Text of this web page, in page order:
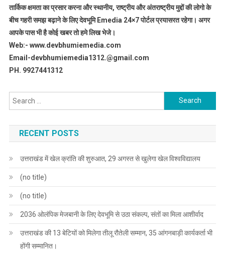
तार्किक क्षमता का प्रसार करना और स्थानीय, राष्ट्रीय और अंतराष्ट्रीय मुद्दों की लोगो के
बीच गहरी समझ बढ़ाने के लिए देवभूमि Emedia 24×7 पोर्टल प्रयासरत रहेगा। अगर
आपके पास भी है कोई खबर तो हमे लिख भेजे।
Web:- www.devbhumiemedia.com
Email-devbhumiemedia1312.@gmail.com
PH. 9927441312
Search
for:
RECENT POSTS
उत्तराखंड में खेल क्रांति की शुरुआत, 29 अगस्त से खुलेगा खेल विश्वविद्यालय
(no title)
(no title)
2036 ओलंपिक मेजबानी के लिए देवभूमि से उठा संकल्प, संतों का मिला आशीर्वाद
उत्तराखंड की 13 बेटियों को मिलेगा तीलू रौतेली सम्मान, 35 आंगनबाड़ी कार्यकर्ता भी
होंगी सम्मानित।